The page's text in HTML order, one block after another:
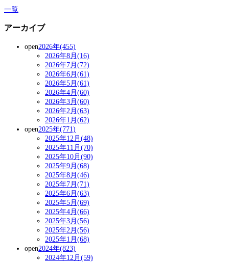
一覧
アーカイブ
open2026年(455)
2026年8月(16)
2026年7月(72)
2026年6月(61)
2026年5月(61)
2026年4月(60)
2026年3月(60)
2026年2月(63)
2026年1月(62)
open2025年(771)
2025年12月(48)
2025年11月(70)
2025年10月(90)
2025年9月(68)
2025年8月(46)
2025年7月(71)
2025年6月(63)
2025年5月(69)
2025年4月(66)
2025年3月(56)
2025年2月(56)
2025年1月(68)
open2024年(823)
2024年12月(59)